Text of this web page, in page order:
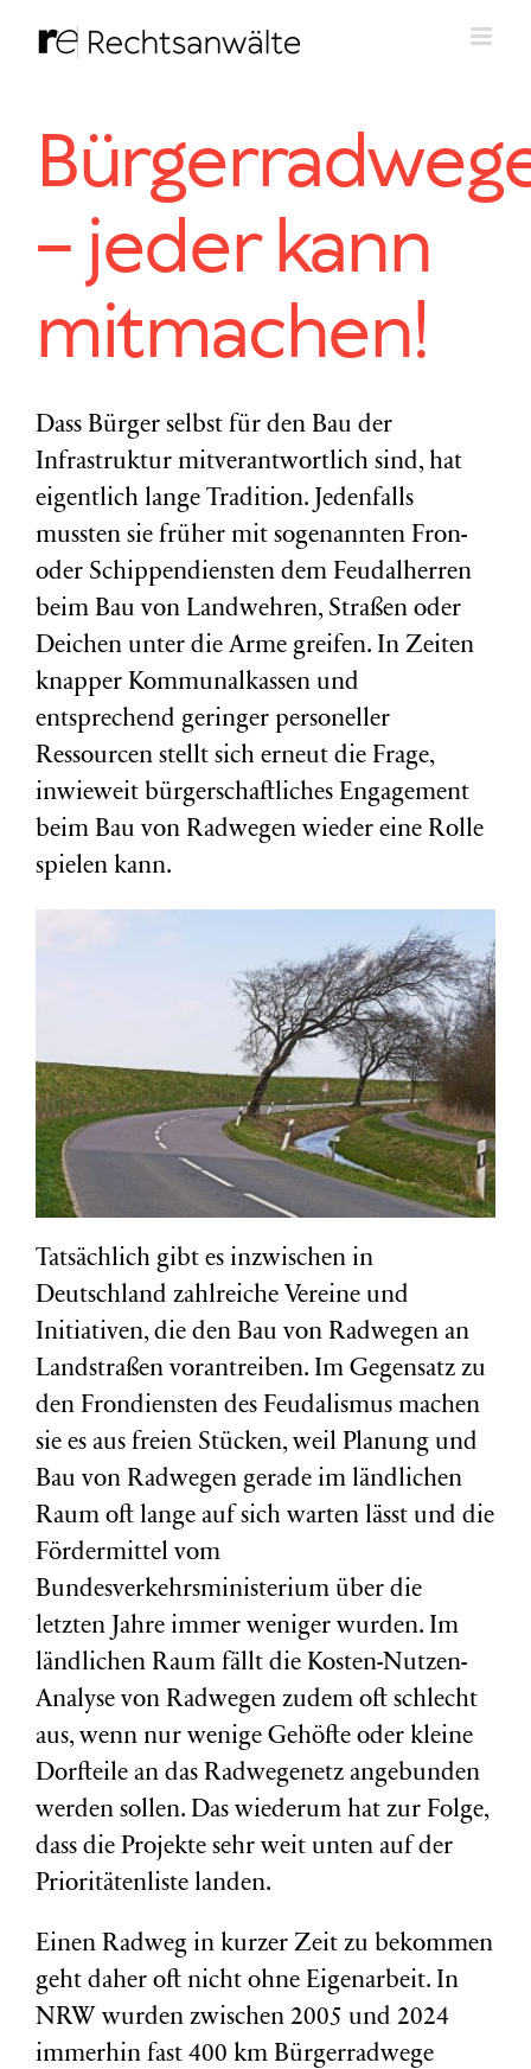
Inhalt
– jeder kann
mitmachen!
Dass Bürger selbst für den Bau der
Infrastruktur mitverantwortlich sind, hat
eigentlich lange Tradition. Jedenfalls
mussten sie früher mit sogenannten Fron-
oder Schippendiensten dem Feudalherren
beim Bau von Landwehren, Straßen oder
Deichen unter die Arme greifen. In Zeiten
knapper Kommunalkassen und
entsprechend geringer personeller
Ressourcen stellt sich erneut die Frage,
inwieweit bürgerschaftliches Engagement
beim Bau von Radwegen wieder eine Rolle
spielen kann.
Tatsächlich gibt es inzwischen in
Deutschland zahlreiche Vereine und
Initiativen, die den Bau von Radwegen an
Landstraßen vorantreiben. Im Gegensatz zu
den Frondiensten des Feudalismus machen
sie es aus freien Stücken, weil Planung und
Bau von Radwegen gerade im ländlichen
Raum oft lange auf sich warten lässt und die
Fördermittel vom
Bundesverkehrsministerium über die
letzten Jahre immer weniger wurden. Im
ländlichen Raum fällt die Kosten-Nutzen-
Analyse von Radwegen zudem oft schlecht
aus, wenn nur wenige Gehöfte oder kleine
Dorfteile an das Radwegenetz angebunden
werden sollen. Das wiederum hat zur Folge,
dass die Projekte sehr weit unten auf der
Prioritätenliste landen.
Einen Radweg in kurzer Zeit zu bekommen
geht daher oft nicht ohne Eigenarbeit. In
NRW wurden zwischen 2005 und 2024
immerhin fast 400 km Bürgerradwege